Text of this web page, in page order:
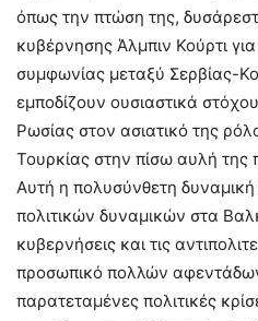
όπως την πτώση της,
κυβέρνησης Άλμπιν Κούρτι
συμφωνίας μεταξύ Σερβίας-
εμποδίζουν ουσιαστικά
Ρωσίας στον ασιατικό της
Τουρκίας στην πίσω αυλή της
Αυτή η πολυσύνθετη
πολιτικών δυναμικών στα
κυβερνήσεις και τις
προσωπικό πολλών
παρατεταμένες πολιτικές